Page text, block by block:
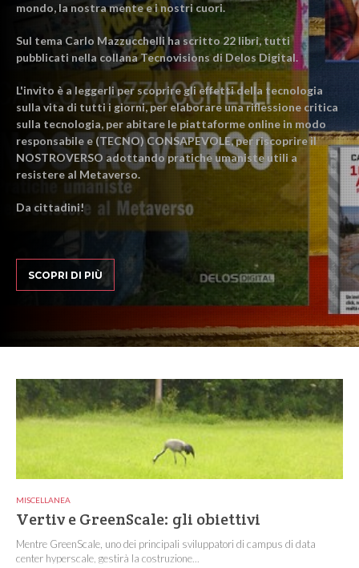
mondo, la nostra mente e i nostri cuori.
Sul tema Carlo Mazzucchelli ha scritto 22 libri, tutti
pubblicati nella collana Tecnovisions di Delos Digital.
L'invito è a leggerli per scoprire gli effetti della tecnologia
sulla vita di tutti i giorni, per elaborare una riflessione critica
sulla tecnologia, per abitare le piattaforme online in modo
responsabile e (TECNO) CONSAPEVOLE, per riscoprire il
NOSTROVERSO adottando pratiche umaniste utili a
resistere al Metaverso.
Da cittadini!
SCOPRI DI PIÙ
MISCELLANEA
Vertiv e GreenScale: gli obiettivi
Mentre GreenScale, uno dei principali sviluppatori di campus di data
center hyperscale, gestirà la costruzione...